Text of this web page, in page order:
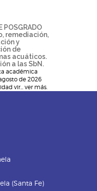
POSGRADO
remediación,
y
de
acuáticos.
a las SbN.
académica
de 2026
vir... ver más.
(Santa Fe)